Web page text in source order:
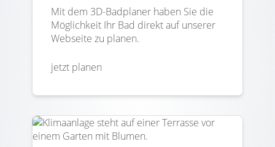
Mit dem 3D-Badplaner haben Sie die
Möglichkeit Ihr Bad direkt auf unserer
Webseite zu planen.
jetzt planen